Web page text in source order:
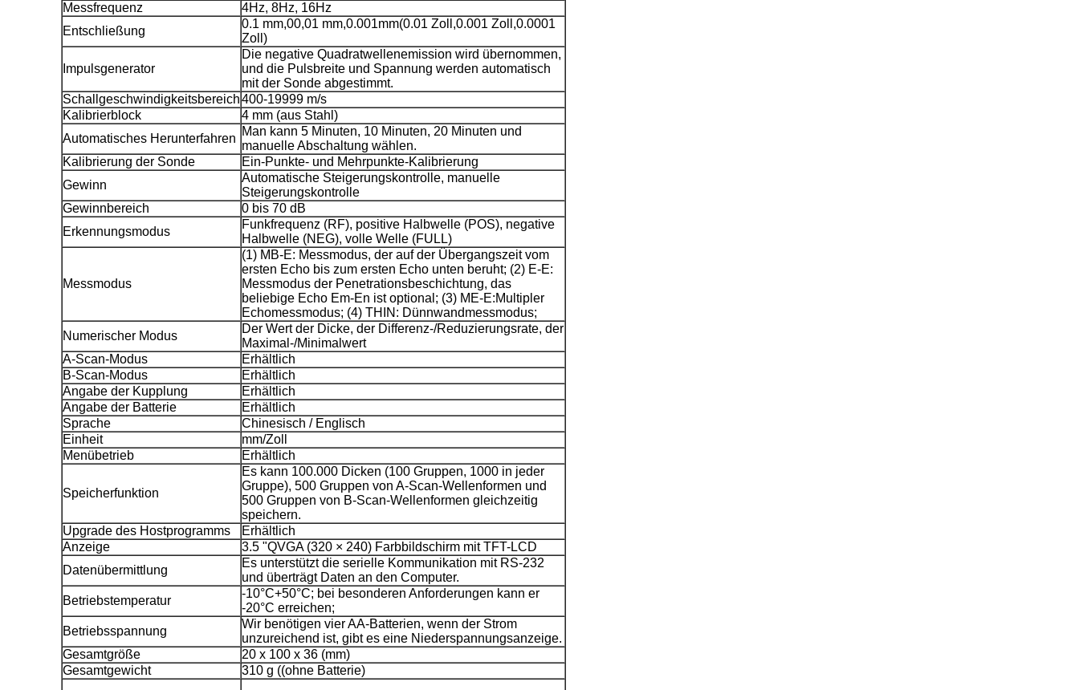
Messfrequenz
4Hz, 8Hz, 16Hz
Entschließung
0.1 mm,00,01 mm,0.001mm(0.01 Zoll,0.001 Zoll,0.0001
Zoll)
Impulsgenerator
Die negative Quadratwellenemission wird übernommen,
und die Pulsbreite und Spannung werden automatisch
mit der Sonde abgestimmt.
Schallgeschwindigkeitsbereich400-19999 m/s
Kalibrierblock
4 mm (aus Stahl)
Automatisches Herunterfahren
Man kann 5 Minuten, 10 Minuten, 20 Minuten und
manuelle Abschaltung wählen.
Kalibrierung der Sonde
Ein-Punkte- und Mehrpunkte-Kalibrierung
Gewinn
Automatische Steigerungskontrolle, manuelle
Steigerungskontrolle
Gewinnbereich
0 bis 70 dB
Erkennungsmodus
Funkfrequenz (RF), positive Halbwelle (POS), negative
Halbwelle (NEG), volle Welle (FULL)
Messmodus
(1) MB-E: Messmodus, der auf der Übergangszeit vom
ersten Echo bis zum ersten Echo unten beruht; (2) E-E:
Messmodus der Penetrationsbeschichtung, das
beliebige Echo Em-En ist optional; (3) ME-E:Multipler
Echomessmodus; (4) THIN: Dünnwandmessmodus;
Numerischer Modus
Der Wert der Dicke, der Differenz-/Reduzierungsrate, der
Maximal-/Minimalwert
A-Scan-Modus
Erhältlich
B-Scan-Modus
Erhältlich
Angabe der Kupplung
Erhältlich
Angabe der Batterie
Erhältlich
Sprache
Chinesisch / Englisch
Einheit
mm/Zoll
Menübetrieb
Erhältlich
Speicherfunktion
Es kann 100.000 Dicken (100 Gruppen, 1000 in jeder
Gruppe), 500 Gruppen von A-Scan-Wellenformen und
500 Gruppen von B-Scan-Wellenformen gleichzeitig
speichern.
Upgrade des Hostprogramms
Erhältlich
Anzeige
3.5 "QVGA (320 × 240) Farbbildschirm mit TFT-LCD
Datenübermittlung
Es unterstützt die serielle Kommunikation mit RS-232
und überträgt Daten an den Computer.
Betriebstemperatur
-10°C+50°C; bei besonderen Anforderungen kann er
-20°C erreichen;
Betriebsspannung
Wir benötigen vier AA-Batterien, wenn der Strom
unzureichend ist, gibt es eine Niederspannungsanzeige.
Gesamtgröße
20 x 100 x 36 (mm)
Gesamtgewicht
310 g ((ohne Batterie)